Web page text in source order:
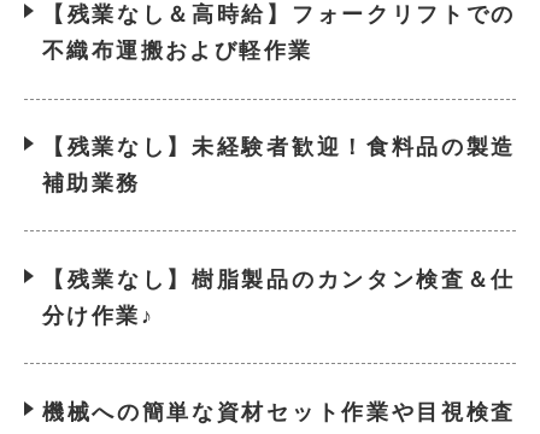
【残業なし＆高時給】フォークリフトでの
不織布運搬および軽作業
【残業なし】未経験者歓迎！食料品の製造
補助業務
【残業なし】樹脂製品のカンタン検査＆仕
分け作業♪
機械への簡単な資材セット作業や目視検査